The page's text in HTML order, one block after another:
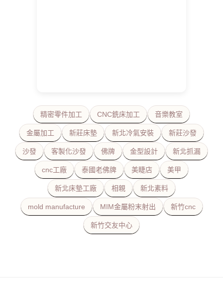
精密零件加工 CNC銑床加工 音樂教室
金屬加工 新莊床墊 新北冷氣安裝 新莊沙發
沙發 客製化沙發 佛牌 金型設計 新北抓漏
cnc工廠 泰國老佛牌 美睫店 美甲
新北床墊工廠 相親 新北素料
mold manufacture MIM金屬粉末射出 新竹cnc
新竹交友中心